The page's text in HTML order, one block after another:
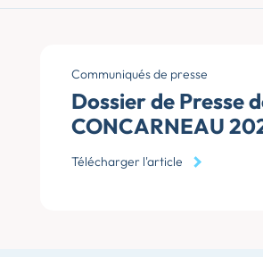
Communiqués de presse
Dossier de Presse
CONCARNEAU
Télécharger l'article